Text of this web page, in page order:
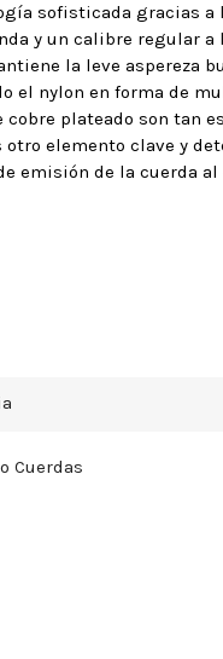
sofisticada gracias a
y un calibre regular
la leve aspereza
el nylon en forma de
plateado son tan
elemento clave y
emisión de la cuerda al
Cuerdas